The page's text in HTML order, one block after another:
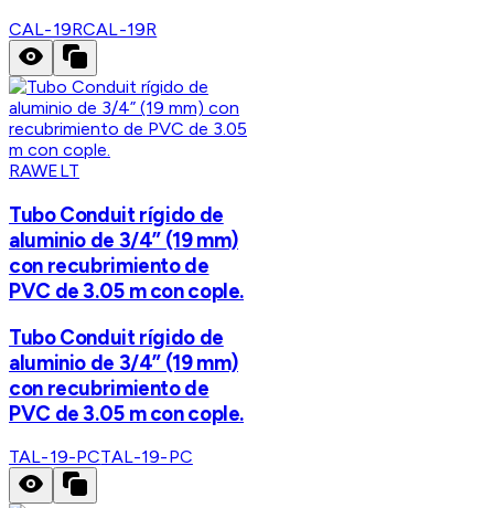
CAL-19RCAL-19R
RAWELT
Tubo Conduit rígido de
aluminio de 3/4” (19 mm)
con recubrimiento de
PVC de 3.05 m con cople.
Tubo Conduit rígido de
aluminio de 3/4” (19 mm)
con recubrimiento de
PVC de 3.05 m con cople.
TAL-19-PCTAL-19-PC